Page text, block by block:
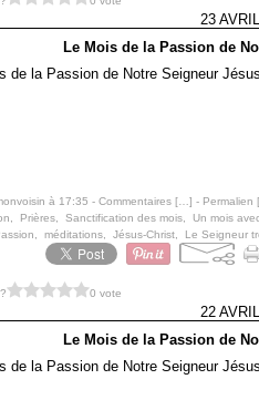
23
Le Mois de la Passion de
à 17:35 - Commentaires [ ] - Permalien [
Prières Sanctification des mois Un mois
méditations Jésus-Christ Le Seigneur
0 vote
22
Le Mois de la Passion de